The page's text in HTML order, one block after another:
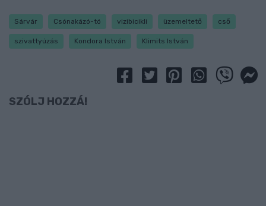
Sárvár Csónakázó-tó vizibicikli üzemeltető cső
szivattyúzás Kondora István Klimits István
SZÓLJ HOZZÁ!